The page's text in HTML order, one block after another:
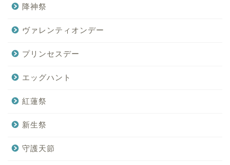
降神祭
ヴァレンティオンデー
プリンセスデー
エッグハント
紅蓮祭
新生祭
守護天節